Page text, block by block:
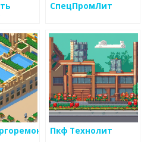
СпецПромЛит
Пкф Технолит